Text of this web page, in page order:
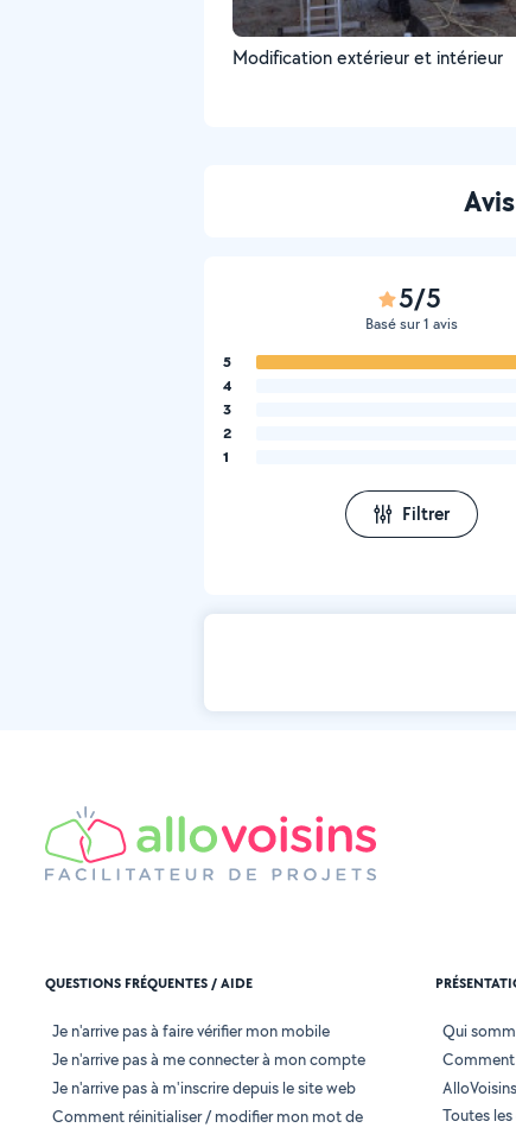
Modification extérieur et intérieur
5/5
Basé sur 1 avis
5
4
3
2
1
Filtrer
QUESTIONS FRÉQUENTES / AIDE
Je n'arrive pas à faire vérifier mon mobile
Je n'arrive pas à me connecter à mon compte
Je n'arrive pas à m'inscrire depuis le site web
Comment réinitialiser / modifier mon mot de
Qui
Comment
Toutes